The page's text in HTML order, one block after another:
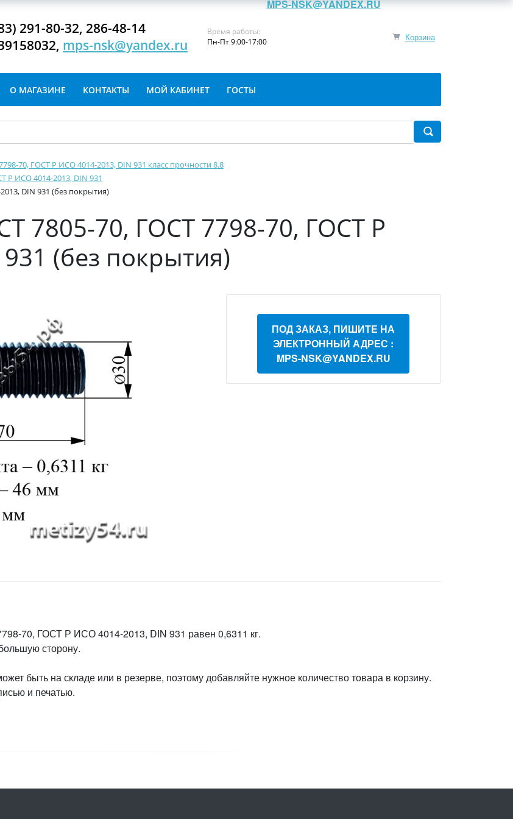
Корзина
291-80-32, 286-48-14
mps-nsk@yandex.ru
Время работы:
Пн-Пт 9:00-17:00
О МАГАЗИНЕ КОНТАКТЫ МОЙ КАБИНЕТ ГОСТЫ
70, ГОСТ Р ИСО 4014-2013, DIN 931 класс прочности 8.8
Р ИСО 4014-2013, DIN 931
DIN 931 (без покрытия)
7805-70, ГОСТ 7798-70, ГОСТ Р
(без покрытия)
ПОД ЗАКАЗ, ПИШИТЕ НА
ЭЛЕКТРОННЫЙ АДРЕС :
MPS-NSK@YANDEX.RU
70, ГОСТ Р ИСО 4014-2013, DIN 931 равен 0,6311 кг.
сторону.
быть на складе или в резерве, поэтому добавляйте нужное количество товара в корзину.
и печатью.
MPS-NSK@YANDEX.RU